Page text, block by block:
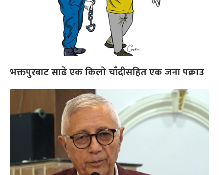
भक्तपुरबाट साढे एक किलो चाँदीसहित एक जना पक्राउ